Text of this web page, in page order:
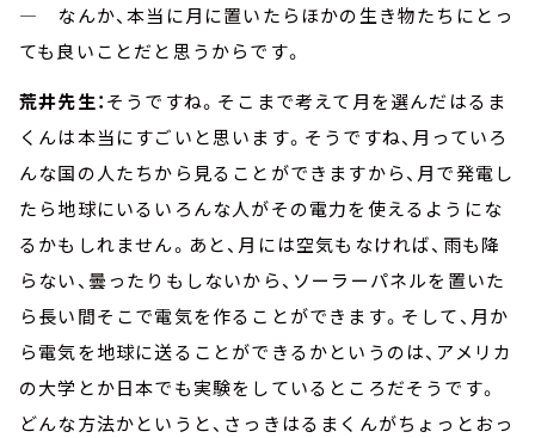
― なんか、本当に月に置いたらほかの生き物たちにとっ
ても良いことだと思うからです。
荒井先生：そうですね。そこまで考えて月を選んだはるま
くんは本当にすごいと思います。そうですね、月っていろ
んな国の人たちから見ることができますから、月で発電し
たら地球にいるいろんな人がその電力を使えるようにな
るかもしれません。あと、月には空気もなければ、雨も降
らない、曇ったりもしないから、ソーラーパネルを置いた
ら長い間そこで電気を作ることができます。そして、月か
ら電気を地球に送ることができるかというのは、アメリカ
の大学とか日本でも実験をしているところだそうです。
どんな方法かというと、さっきはるまくんがちょっとおっ